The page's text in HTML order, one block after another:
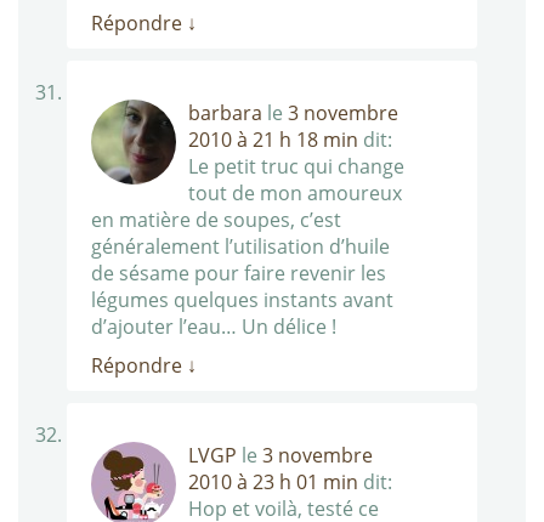
Répondre ↓
barbara le 3 novembre
2010 à 21 h 18 min dit:
Le petit truc qui change
tout de mon amoureux
en matière de soupes, c’est
généralement l’utilisation d’huile
de sésame pour faire revenir les
légumes quelques instants avant
d’ajouter l’eau… Un délice !
Répondre ↓
LVGP le 3 novembre
2010 à 23 h 01 min dit:
Hop et voilà, testé ce